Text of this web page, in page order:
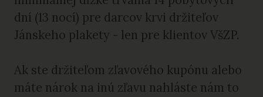
dní (13 nocí) pre darcov krvi držiteľov
Jánskeho plakety - len pre klientov VšZP.
Ak ste držiteľom zľavového kupónu alebo
máte nárok na inú zľavu nahláste nám to